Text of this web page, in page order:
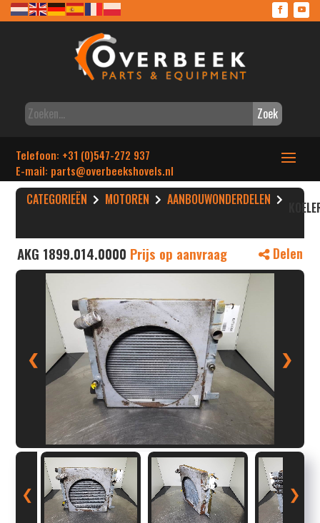
Zoek
Telefoon: +31 (0)547-272 937
E-mail: parts@overbeekshovels.nl
CATEGORIEËN MOTOREN AANBOUWONDERDELEN
AKG 1899.014.0000 Prijs op aanvraag Delen
❮ ❯
❮ ❯